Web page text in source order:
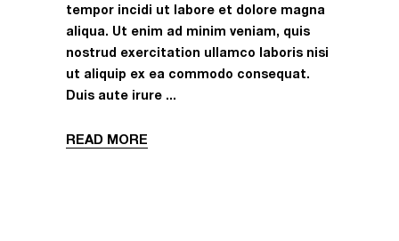
tempor incidi ut labore et dolore magna
aliqua. Ut enim ad minim veniam, quis
nostrud exercitation ullamco laboris nisi
ut aliquip ex ea commodo consequat.
Duis aute irure
READ MORE